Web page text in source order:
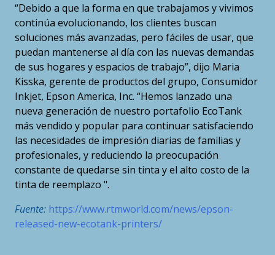
“Debido a que la forma en que trabajamos y vivimos
continúa evolucionando, los clientes buscan
soluciones más avanzadas, pero fáciles de usar, que
puedan mantenerse al día con las nuevas demandas
de sus hogares y espacios de trabajo”, dijo Maria
Kisska, gerente de productos del grupo, Consumidor
Inkjet, Epson America, Inc. “Hemos lanzado una
nueva generación de nuestro portafolio EcoTank
más vendido y popular para continuar satisfaciendo
las necesidades de impresión diarias de familias y
profesionales, y reduciendo la preocupación
constante de quedarse sin tinta y el alto costo de la
tinta de reemplazo ".
Fuente: https://www.rtmworld.com/news/epson-
released-new-ecotank-printers/